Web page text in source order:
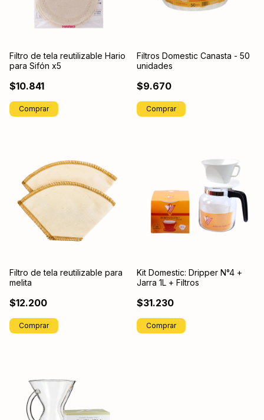
Filtro de tela reutilizable Hario
para Sifón x5
$10.841
Filtros Domestic Canasta - 50
unidades
$9.670
Filtro de tela reutilizable para
melita
$12.200
Kit Domestic: Dripper N°4 +
Jarra 1L + Filtros
$31.230
Comprar